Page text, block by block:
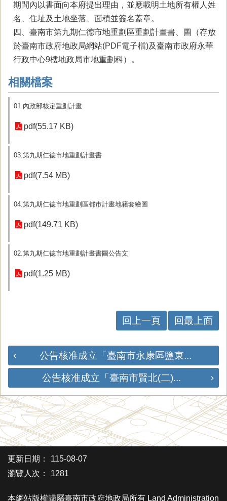
期間內以書面向本府提出理由，並應載明土地所有權人姓
名、住址及土地坐落、面積並簽名蓋章。
四、臺南市第九期仁德市地重劃區重劃計畫書、圖（存放
於臺南市政府地政局網站(PDF電子檔)及臺南市政府永華
行政中心9樓地政局市地重劃科）。
相關檔案
01.內政部核定重劃計畫
pdf(55.17 KB)
03.第九期仁德市地重劃計畫書
pdf(7.54 MB)
04.第九期仁德市地重劃區都市計畫地籍套繪圖
pdf(149.71 KB)
02.第九期仁德市地重劃計畫書圖公告文
pdf(1.25 MB)
回上一頁 回最上面
公告核准成立「臺南市永康區鹽東...
公告核准成立「臺南市賢北(二)...
更新日期：
115-08-07
瀏覽人次：
1281
本網站版權歸屬臺南市政府地政局所有 Land Administration